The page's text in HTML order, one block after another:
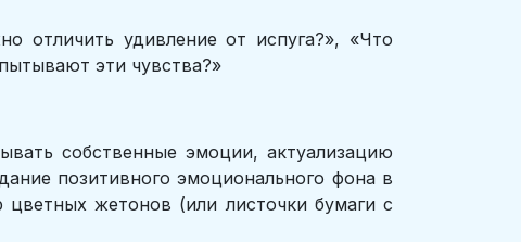
удивление от испуга?», «Что
эти чувства?»
собственные эмоции, актуализацию
позитивного эмоционального фона в
цветных жетонов (или листочки бумаги с